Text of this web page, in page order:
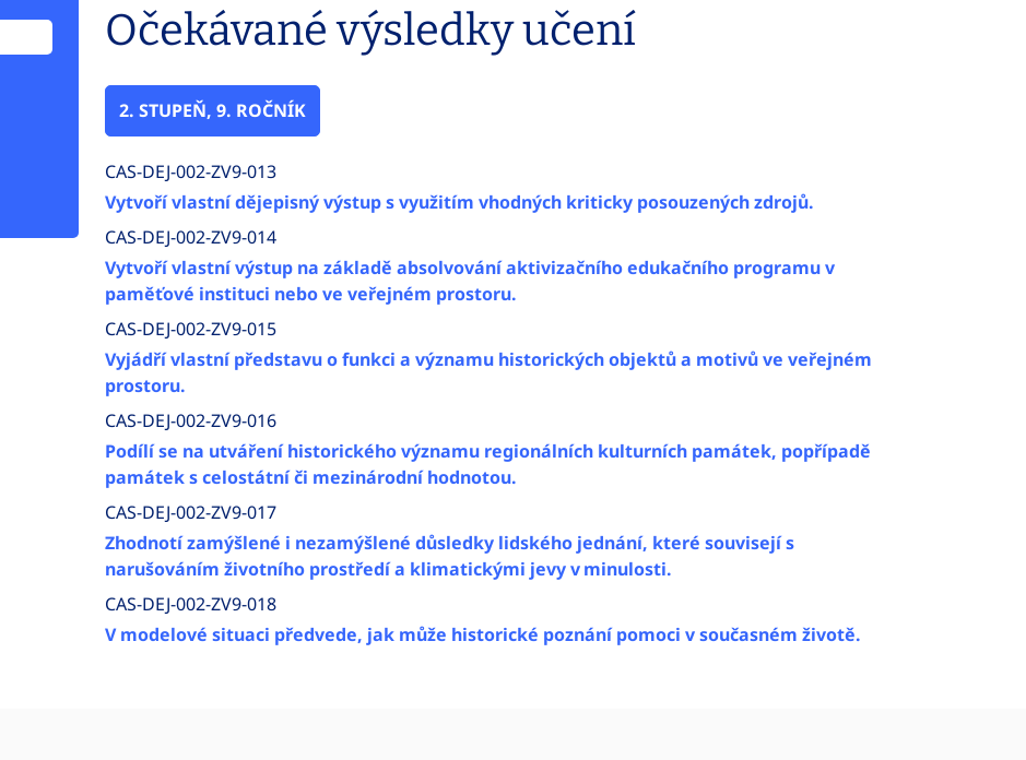
Očekávané výsledky učení
2. STUPEŇ, 9. ROČNÍK
CAS-DEJ-002-ZV9-013
Vytvoří vlastní dějepisný výstup s využitím vhodných kriticky posouzených zdrojů.
CAS-DEJ-002-ZV9-014
Vytvoří vlastní výstup na základě absolvování aktivizačního edukačního programu v
paměťové instituci nebo ve veřejném prostoru.
CAS-DEJ-002-ZV9-015
Vyjádří vlastní představu o funkci a významu historických objektů a motivů ve veřejném
prostoru.
CAS-DEJ-002-ZV9-016
Podílí se na utváření historického významu regionálních kulturních památek, popřípadě
památek s celostátní či mezinárodní hodnotou.
CAS-DEJ-002-ZV9-017
Zhodnotí zamýšlené i nezamýšlené důsledky lidského jednání, které souvisejí s
narušováním životního prostředí a klimatickými jevy v minulosti.
CAS-DEJ-002-ZV9-018
V modelové situaci předvede, jak může historické poznání pomoci v současném životě.